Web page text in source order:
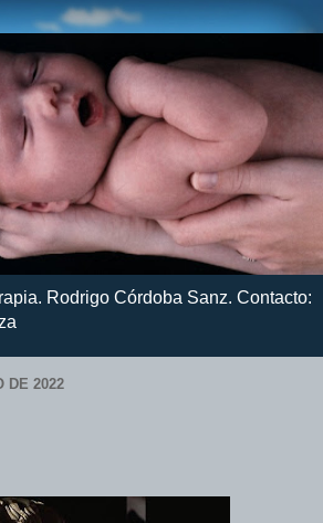
Rodrigo Córdoba Sanz. Contacto:
DE 2022